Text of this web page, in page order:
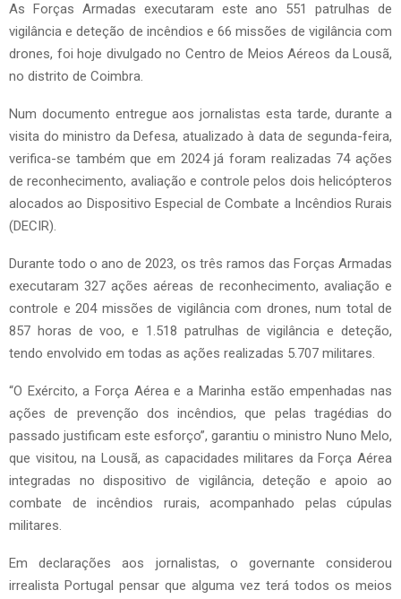
As Forças Armadas executaram este ano 551 patrulhas de
vigilância e deteção de incêndios e 66 missões de vigilância com
drones, foi hoje divulgado no Centro de Meios Aéreos da Lousã,
no distrito de Coimbra.
Num documento entregue aos jornalistas esta tarde, durante a
visita do ministro da Defesa, atualizado à data de segunda-feira,
verifica-se também que em 2024 já foram realizadas 74 ações
de reconhecimento, avaliação e controle pelos dois helicópteros
alocados ao Dispositivo Especial de Combate a Incêndios Rurais
(DECIR).
Durante todo o ano de 2023, os três ramos das Forças Armadas
executaram 327 ações aéreas de reconhecimento, avaliação e
controle e 204 missões de vigilância com drones, num total de
857 horas de voo, e 1.518 patrulhas de vigilância e deteção,
tendo envolvido em todas as ações realizadas 5.707 militares.
“O Exército, a Força Aérea e a Marinha estão empenhadas nas
ações de prevenção dos incêndios, que pelas tragédias do
passado justificam este esforço”, garantiu o ministro Nuno Melo,
que visitou, na Lousã, as capacidades militares da Força Aérea
integradas no dispositivo de vigilância, deteção e apoio ao
combate de incêndios rurais, acompanhado pelas cúpulas
militares.
Em declarações aos jornalistas, o governante considerou
irrealista Portugal pensar que alguma vez terá todos os meios